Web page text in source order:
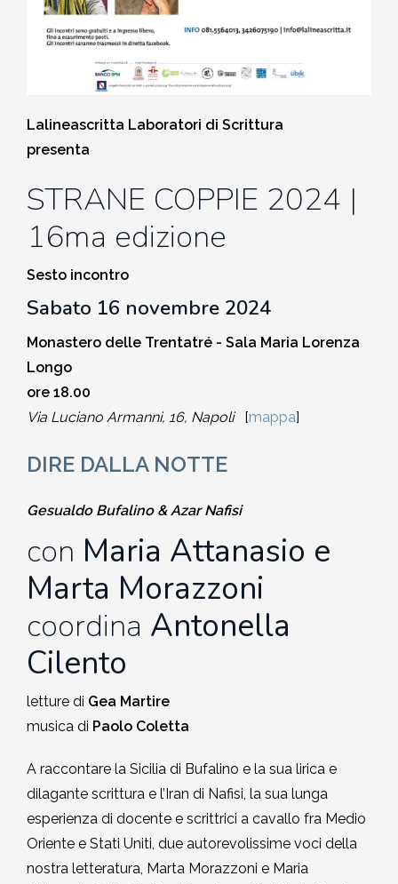
Lalineascritta Laboratori di Scrittura
presenta
STRANE COPPIE 2024 |
16ma edizione
Sesto incontro
Sabato 16 novembre 2024
Monastero delle Trentatré - Sala Maria Lorenza
Longo
ore 18.00
Via Luciano Armanni, 16, Napoli[mappa]
DIRE DALLA NOTTE
Gesualdo Bufalino & Azar Nafisi
con Maria Attanasio e
Marta Morazzoni
coordina Antonella
Cilento
letture di Gea Martire
musica di Paolo Coletta
A raccontare la Sicilia di Bufalino e la sua lirica e
dilagante scrittura e l’Iran di Nafisi, la sua lunga
esperienza di docente e scrittrici a cavallo fra Medio
Oriente e Stati Uniti, due autorevolissime voci della
nostra letteratura, Marta Morazzoni e Maria
2010-2011
2008-2009
2005-2006
2004-2005
2003-2004
2002-2003
2001-2002
2000-2001
Storia: 2015